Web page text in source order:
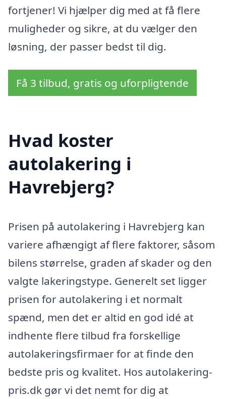
fortjener! Vi hjælper dig med at få flere
muligheder og sikre, at du vælger den
løsning, der passer bedst til dig.
Få 3 tilbud, gratis og uforpligtende
Hvad koster
autolakering i
Havrebjerg?
Prisen på autolakering i Havrebjerg kan
variere afhængigt af flere faktorer, såsom
bilens størrelse, graden af skader og den
valgte lakeringstype. Generelt set ligger
prisen for autolakering i et normalt
spænd, men det er altid en god idé at
indhente flere tilbud fra forskellige
autolakeringsfirmaer for at finde den
bedste pris og kvalitet. Hos autolakering-
pris.dk gør vi det nemt for dig at